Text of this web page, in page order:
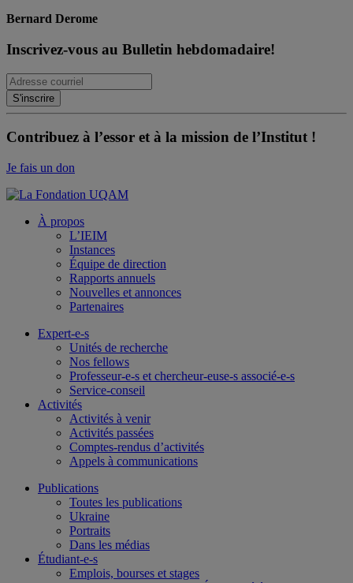
Bernard Derome
Inscrivez-vous au Bulletin hebdomadaire!
Contribuez à l’essor et à la mission de l’Institut !
Je fais un don
À propos
L’IEIM
Instances
Équipe de direction
Rapports annuels
Nouvelles et annonces
Partenaires
Expert-e-s
Unités de recherche
Nos fellows
Professeur-e-s et chercheur-euse-s associé-e-s
Service-conseil
Activités
Activités à venir
Activités passées
Comptes-rendus d’activités
Appels à communications
Publications
Toutes les publications
Ukraine
Portraits
Dans les médias
Étudiant-e-s
Emplois, bourses et stages